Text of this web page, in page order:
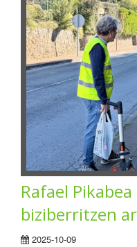
Rafael
biziberritzen
2025-10-09